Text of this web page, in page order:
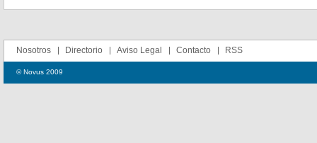
Nosotros Directorio Aviso Legal Contacto RSS
© Novus 2009